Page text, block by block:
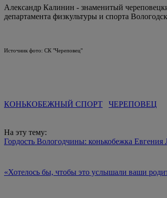
Александр Калинин - знаменитый
департамента физкультуры и спорта
Источник фото: СК "Череповец"
КОНЬКОБЕЖНЫЙ СПОРТ ЧЕРЕПОВЕЦ
На эту тему:
Гордость Вологодчины: конькобежка
«Хотелось бы, чтобы это услышали ваши